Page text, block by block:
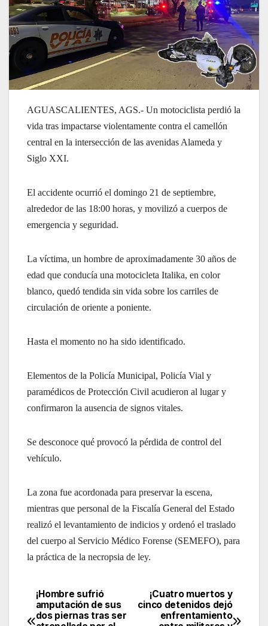
AGUASCALIENTES, AGS.- Un motociclista perdió la
vida tras impactarse violentamente contra el camellón
central en la intersección de las avenidas Alameda y
Siglo XXI.
El accidente ocurrió el domingo 21 de septiembre,
alrededor de las 18:00 horas, y movilizó a cuerpos de
emergencia y seguridad.
La víctima, un hombre de aproximadamente 30 años de
edad que conducía una motocicleta Italika, en color
blanco, quedó tendida sin vida sobre los carriles de
circulación de oriente a poniente.
Hasta el momento no ha sido identificado.
Elementos de la Policía Municipal, Policía Vial y
paramédicos de Protección Civil acudieron al lugar y
confirmaron la ausencia de signos vitales.
Se desconoce qué provocó la pérdida de control del
vehículo.
La zona fue acordonada para preservar la escena,
mientras que personal de la Fiscalía General del Estado
realizó el levantamiento de indicios y ordenó el traslado
del cuerpo al Servicio Médico Forense (SEMEFO), para
la práctica de la necropsia de ley.
Navegación
¡Cuatro muertos y
cinco detenidos dejó
enfrentamiento
¡Hombre sufrió
amputación de sus
dos piernas tras ser